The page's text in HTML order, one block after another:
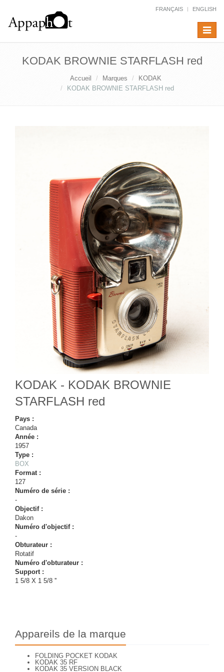
FRANÇAIS ENGLISH
Toggle
KODAK BROWNIE STARFLASH red
Accueil Marques
KODAK
KODAK BROWNIE STARFLASH red
KODAK - KODAK BROWNIE
STARFLASH red
Pays :
Canada
Année :
1957
Type :
BOX
Format :
127
Numéro de série :
-
Objectif :
Dakon
Numéro d'objectif :
-
Obturateur :
Rotatif
Numéro d'obturateur :
Support :
1 5/8 X 1 5/8 ''
Appareils de la marque
FOLDING POCKET KODAK
KODAK 35 RF
KODAK 35 VERSION BLACK